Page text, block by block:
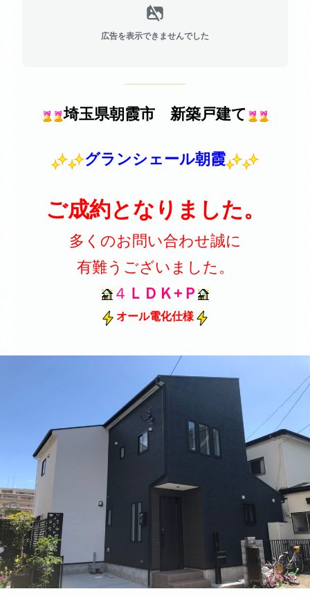
広告を表示できませんでした
埼玉県朝霞市 新築戸建て
グランシェール朝霞
ご成約となりました。
多くのお問い合わせ誠に
有難うございました。
４ ＬＤＫ+Ｐ
オール電化仕様